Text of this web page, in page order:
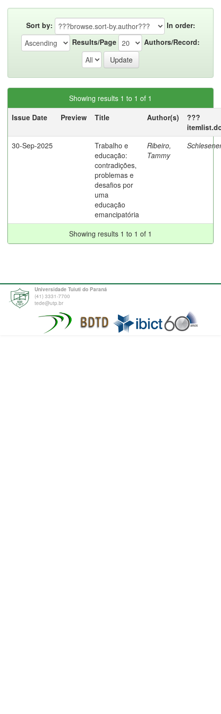
Sort by:
In order:
Results/Page
Authors/Record:
Showing results 1 to 1 of 1
Issue Date
Preview Title Author(s)
???
30-Sep-2025
Trabalho e
educação:
contradições,
problemas e
desafios por
uma
educação
emancipatória
Ribeiro,
Tammy
Showing results 1 to 1 of 1
Universidade Tuiuti do Paraná
(41) 3331-7700
tede@utp.br